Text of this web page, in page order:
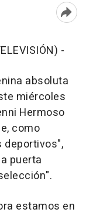
-
absoluta
miércoles
Hermoso
como
deportivos",
puerta
estamos en